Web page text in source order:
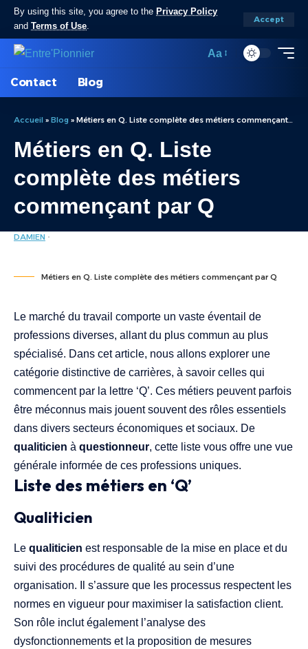
By using this site, you agree to the Privacy Policy
and Terms of Use.
Accept
Aa
Contact Blog
Accueil » Blog » Métiers en Q. Liste complète des métiers commençant par Q
Métiers en Q. Liste
complète des métiers
commençant par Q
DAMIEN
Métiers en Q. Liste complète des métiers commençant par Q
Le marché du travail comporte un vaste éventail de
professions diverses, allant du plus commun au plus
spécialisé. Dans cet article, nous allons explorer une
catégorie distinctive de carrières, à savoir celles qui
commencent par la lettre ‘Q’. Ces métiers peuvent parfois
être méconnus mais jouent souvent des rôles essentiels
dans divers secteurs économiques et sociaux. De
qualiticien à questionneur, cette liste vous offre une vue
générale informée de ces professions uniques.
Liste des métiers en ‘Q’
Qualiticien
Le qualiticien est responsable de la mise en place et du
suivi des procédures de qualité au sein d’une
organisation. Il s’assure que les processus respectent les
normes en vigueur pour maximiser la satisfaction client.
Son rôle inclut également l’analyse des
dysfonctionnements et la proposition de mesures